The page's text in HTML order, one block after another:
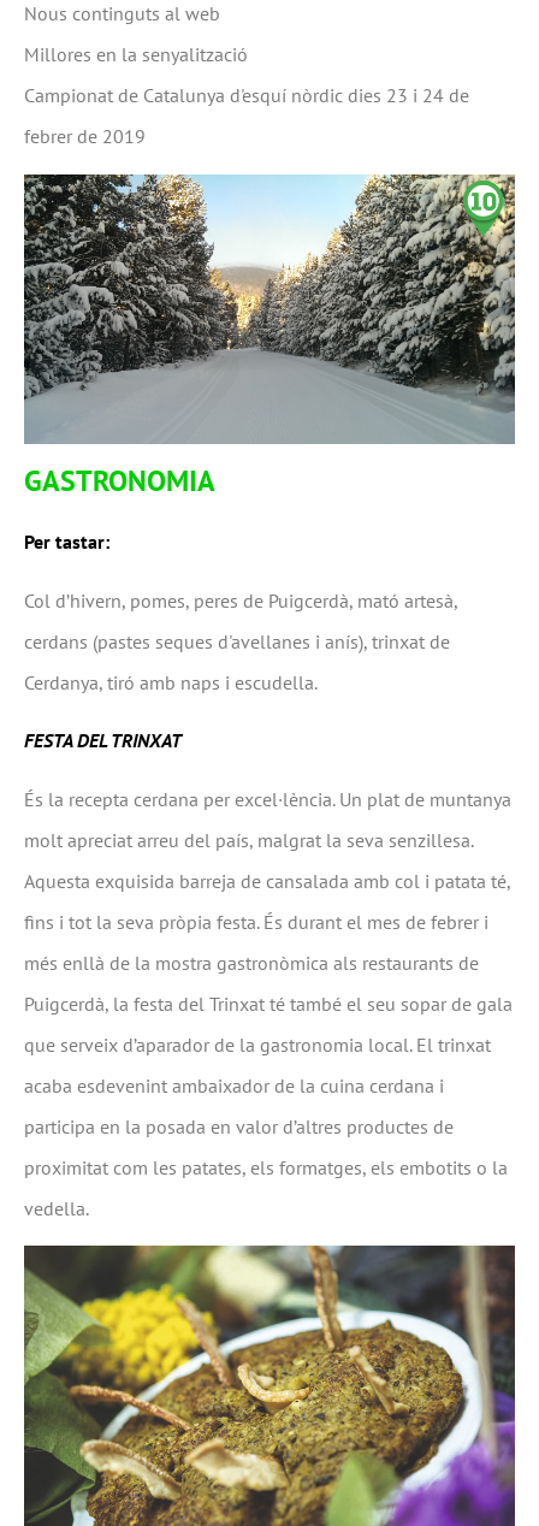
Nous continguts al web
Millores en la senyalització
Campionat de Catalunya d'esquí nòrdic dies 23 i 24 de
febrer de 2019
GASTRONOMIA
Per tastar:
Col d’hivern, pomes, peres de Puigcerdà, mató artesà,
cerdans (pastes seques d'avellanes i anís), trinxat de
Cerdanya, tiró amb naps i escudella.
FESTA DEL TRINXAT
És la recepta cerdana per excel·lència. Un plat de muntanya
molt apreciat arreu del país, malgrat la seva senzillesa.
Aquesta exquisida barreja de cansalada amb col i patata té,
fins i tot la seva pròpia festa. És durant el mes de febrer i
més enllà de la mostra gastronòmica als restaurants de
Puigcerdà, la festa del Trinxat té també el seu sopar de gala
que serveix d’aparador de la gastronomia local. El trinxat
acaba esdevenint ambaixador de la cuina cerdana i
participa en la posada en valor d’altres productes de
proximitat com les patates, els formatges, els embotits o la
vedella.